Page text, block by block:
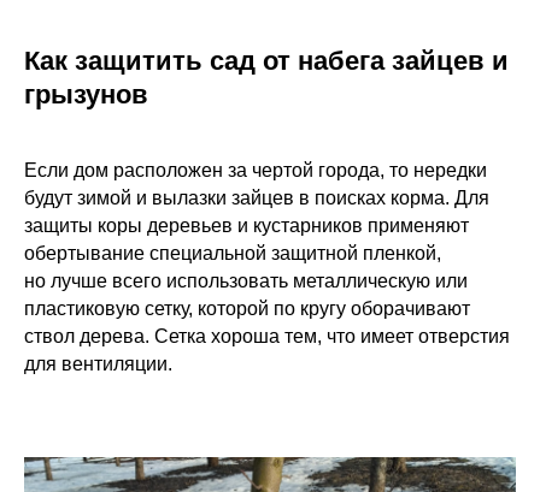
Как защитить сад от набега зайцев и
грызунов
Если дом расположен за чертой города, то нередки
будут зимой и вылазки зайцев в поисках корма. Для
защиты коры деревьев и кустарников применяют
обертывание специальной защитной пленкой,
но лучше всего использовать металлическую или
пластиковую сетку, которой по кругу оборачивают
ствол дерева. Сетка хороша тем, что имеет отверстия
для вентиляции.